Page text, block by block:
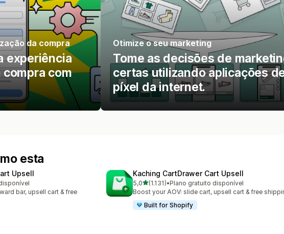
da compra
experiência
com
Otimize o seu marketing
Tome as decisões de
certas utilizando aplicações
píxel da internet.
esta
Upsell
bar, upsell cart & free
Kaching CartDrawer Cart Upsell
5,0de 5 estrelas
(1.131)
1131 total de avaliações
•Plano gratuito disponível
Boost your AOV: slide cart, upsell cart & free
Built for Shopify